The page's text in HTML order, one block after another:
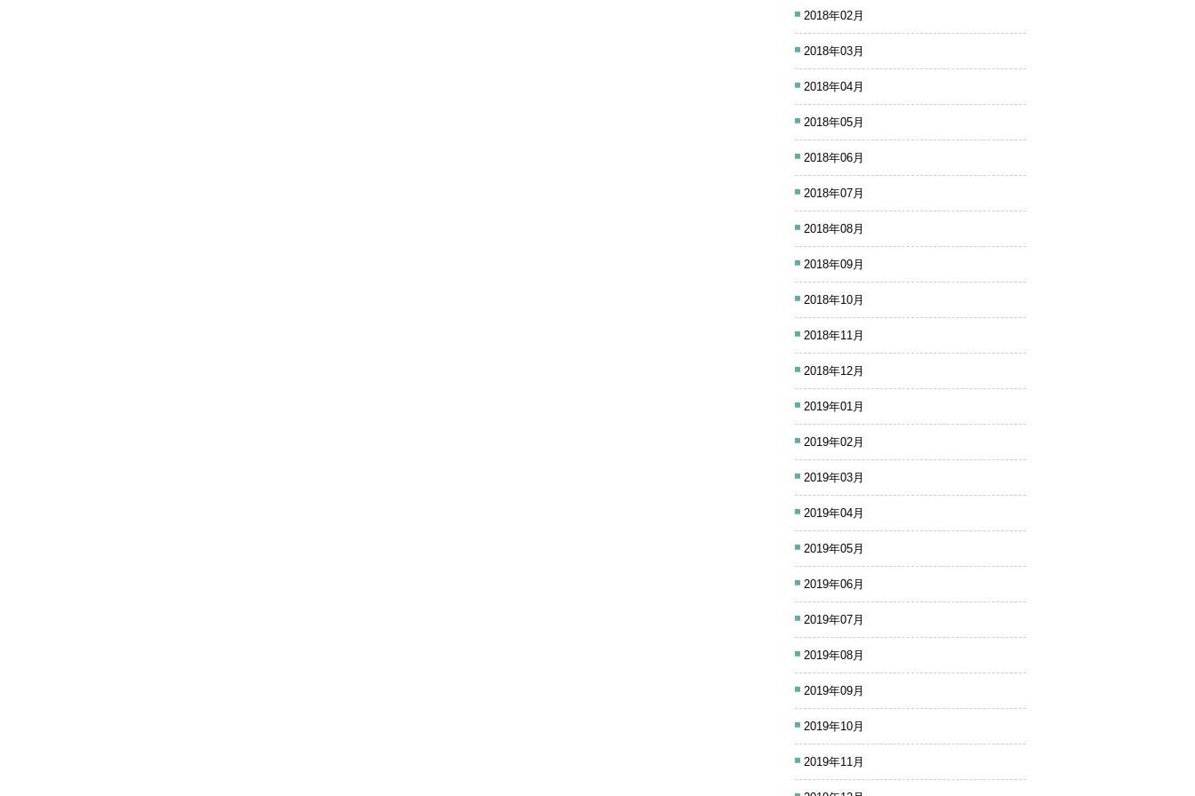
2018年02月
2018年03月
2018年04月
2018年05月
2018年06月
2018年07月
2018年08月
2018年09月
2018年10月
2018年11月
2018年12月
2019年01月
2019年02月
2019年03月
2019年04月
2019年05月
2019年06月
2019年07月
2019年08月
2019年09月
2019年10月
2019年11月